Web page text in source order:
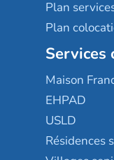
Plan
Plan
Services
Maison
EHPAD
USLD
Résidences